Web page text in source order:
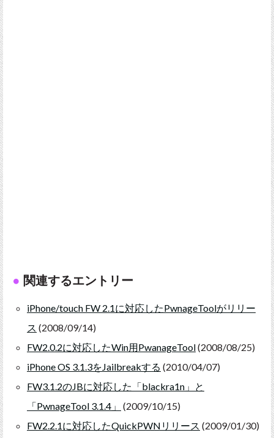
関連するエントリー
iPhone/touch FW 2.1に対応したPwnageToolがリリー
ス (2008/09/14)
FW2.0.2に対応したWin用PwanageTool(2008/08/25)
iPhone OS 3.1.3をJailbreakする (2010/04/07)
FW3.1.2のJBに対応した「blackra1n」と
「PwnageTool 3.1.4」
(2009/10/15)
FW2.2.1に対応したQuickPWNリリース (2009/01/30)